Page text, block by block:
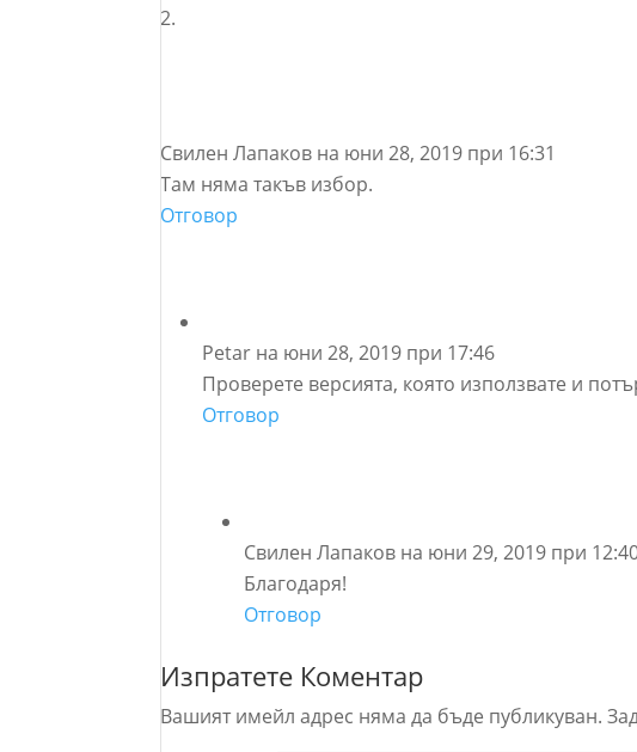
Свилен Лапаков на юни 28, 2019 при 16:31
Там няма такъв избор.
Отговор
Petar на юни 28, 2019 при 17:46
Проверете версията, която използвате и
Отговор
Свилен Лапаков на юни 29, 2019 при
Благодаря!
Отговор
Изпратете Коментар
Вашият имейл адрес няма да бъде публикуван.